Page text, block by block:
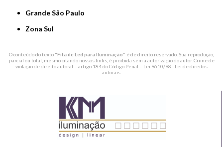
Grande São Paulo
Zona Sul
O conteúdo do texto "Fita de Led para Iluminação" é de direito reservado. Sua reprodução,
parcial ou total, mesmo citando nossos links, é proibida sem a autorização do autor. Crime de
violação de direito autoral – artigo 184 do Código Penal – Lei 9610/98 - Lei de direitos
autorais.